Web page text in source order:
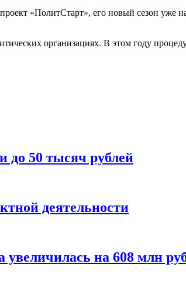
«ПолитСтарт», его новый сезон уже
организациях. В этом году
до 50 тысяч рублей
деятельности
увеличилась на 608 млн